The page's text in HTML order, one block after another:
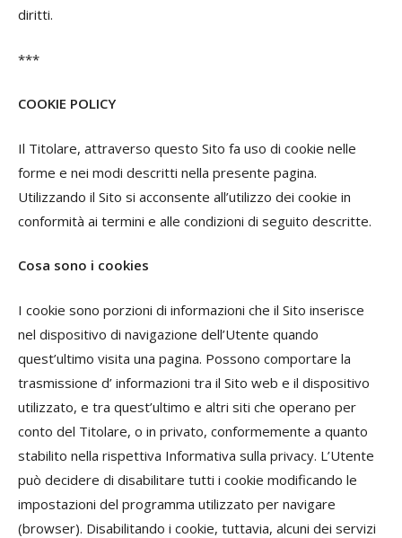
diritti.
***
COOKIE POLICY
Il Titolare, attraverso questo Sito fa uso di cookie nelle
forme e nei modi descritti nella presente pagina.
Utilizzando il Sito si acconsente all’utilizzo dei cookie in
conformità ai termini e alle condizioni di seguito descritte.
Cosa sono i cookies
I cookie sono porzioni di informazioni che il Sito inserisce
nel dispositivo di navigazione dell’Utente quando
quest’ultimo visita una pagina. Possono comportare la
trasmissione d’ informazioni tra il Sito web e il dispositivo
utilizzato, e tra quest’ultimo e altri siti che operano per
conto del Titolare, o in privato, conformemente a quanto
stabilito nella rispettiva Informativa sulla privacy. L’Utente
può decidere di disabilitare tutti i cookie modificando le
impostazioni del programma utilizzato per navigare
(browser). Disabilitando i cookie, tuttavia, alcuni dei servizi